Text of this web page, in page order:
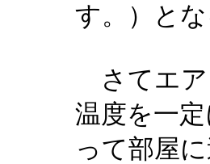
す。）と
さてエア
温度を一
って部屋